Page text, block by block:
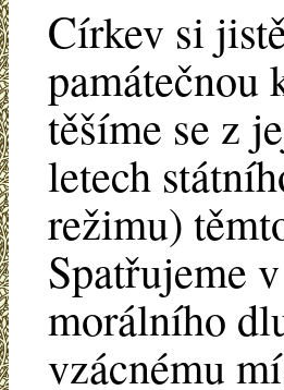
Církev si
památečnou
těšíme se z
letech
režimu)
Spatřujeme
morálního
vzácnému